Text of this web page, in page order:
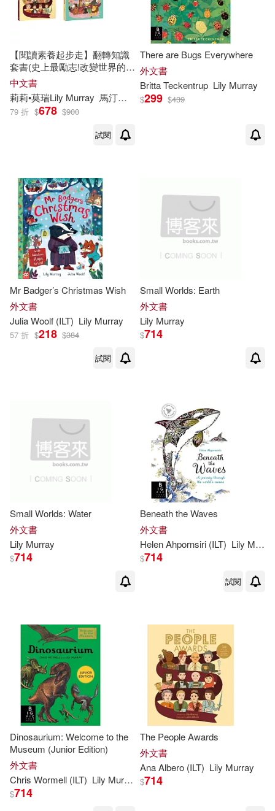
【閱讀素養起步走】翻轉知識
套書(史上最勵志!改變世界的
50位名人獎、聰明保平安!最具
生存智慧的50個動物獎)
中文書
莉莉•莫瑞Lily Murray 馬汀．詹金斯 Martin Jenkins
79 折 $678 $900
試閱
There are Bugs Everywhere
外文書
Britta Teckentrup Lily Murray
$299 $439
Mr Badger’s Christmas Wish
外文書
Julia Woolf (ILT) Lily Murray
57 折 $218 $384
試閱
Small Worlds: Earth
外文書
Lily Murray
$714
Small Worlds: Water
外文書
Lily Murray
$714
Beneath the Waves
外文書
Helen Ahpornsiri (ILT) Lily Murray
$714
試閱
Dinosaurium: Welcome to the
Museum (Junior Edition)
外文書
Chris Wormell (ILT) Lily Murray
$714
The People Awards
外文書
Ana Albero (ILT) Lily Murray
$714